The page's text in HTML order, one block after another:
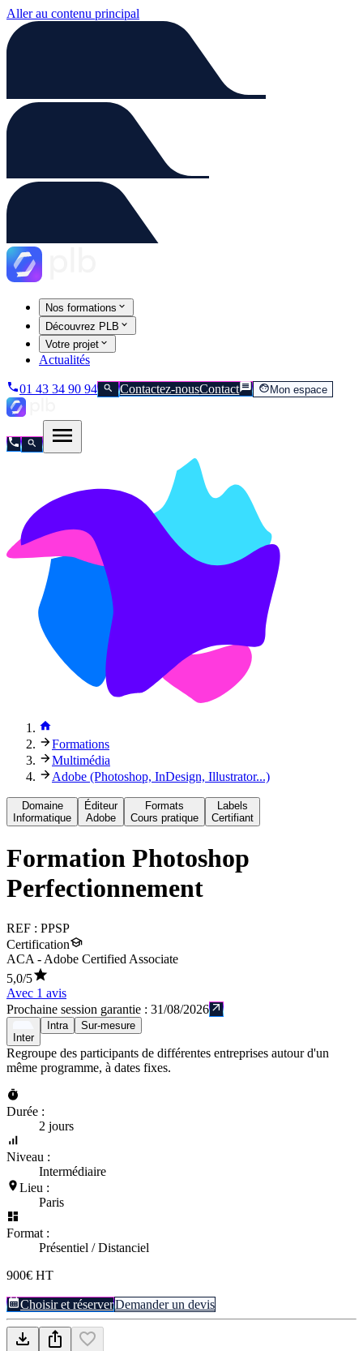
Aller au contenu principal
Nos formations
Découvrez PLB
Votre projet
Actualités
01 43 34 90 94 Contactez-nousContact Mon espace
Formations
Multimédia
Adobe (Photoshop, InDesign, Illustrator...)
Domaine
Informatique
Éditeur
Adobe
Formats
Cours pratique
Labels
Certifiant
Formation Photoshop
Perfectionnement
REF : PPSP
Certification
ACA - Adobe Certified Associate
5,0/5
Avec 1 avis
Prochaine session garantie : 31/08/2026
Inter
Intra Sur-mesure
Regroupe des participants de différentes entreprises autour d'un
même programme, à dates fixes.
Durée :
2 jours
Niveau :
Intermédiaire
Lieu :
Paris
Format :
Présentiel / Distanciel
900€ HT
Choisir et réserverDemander un devis